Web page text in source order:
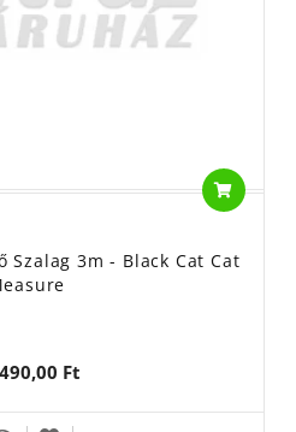
Szalag 3m - Black Cat Cat
Ft